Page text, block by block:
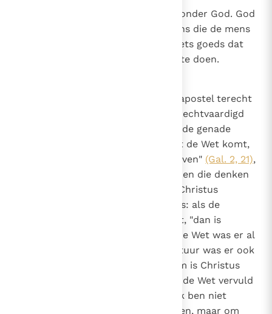
De mens kan niets goeds doen zonder God. God
doet veel goede dingen in de mens die de mens
niet doet; maar de mens doet niets goeds dat
God hem niet heeft gegeven om te doen.
Natuur en genade. Net zoals de apostel terecht
zegt tegen hen die, omdat ze gerechtvaardigd
wilden worden door de Wet, van de genade
afvielen: "Als de gerechtigheid uit de Wet komt,
dan is Christus tevergeefs gestorven" (Gal. 2, 21),
zo wordt terecht gezegd tegen hen die denken
dat de genade, die het geloof in Christus
aanbeveelt en ontvangt, natuur is: als de
gerechtigheid uit de natuur komt, "dan is
Christus tevergeefs gestorven". De Wet was er al
en rechtvaardigde niet, en de natuur was er ook
al en rechtvaardigde niet. Daarom is Christus
niet tevergeefs gestorven, opdat de Wet vervuld
zou worden door Hem die zei: "Ik ben niet
gekomen om de Wet te vernietigen, maar om